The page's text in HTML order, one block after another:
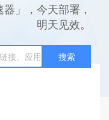
」，今天部署，
明天见效。
搜索